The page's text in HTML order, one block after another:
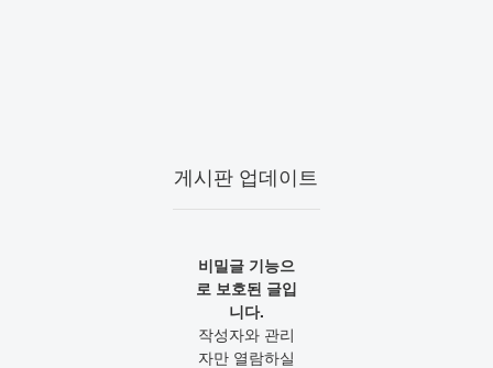
게시판 업데이트
비밀글 기능으
로 보호된 글입
니다.
작성자와 관리
자만 열람하실